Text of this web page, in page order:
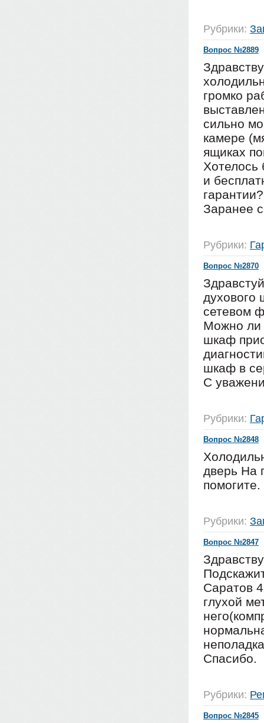
Рубрики:
Вопрос №2889
громко
сильно
камере
ящиках
Хотелось
и
гарантии?
Заранее
Рубрики:
Вопрос №2870
духового
сетевом
Можно ли
шкаф
шкаф в
С
Рубрики:
Вопрос №2848
дверь На
Рубрики:
Вопрос №2847
Саратов
глухой
Спасибо.
Рубрики:
Вопрос №2845